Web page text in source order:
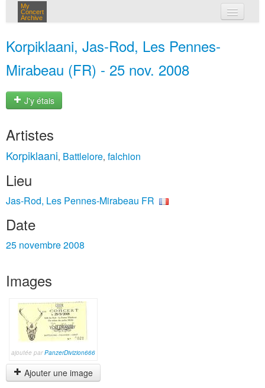
My
Concert
Archive
Korpiklaani, Jas-Rod, Les Pennes-
Mirabeau (FR) - 25 nov. 2008
J'y étais
Artistes
Korpiklaani, Battlelore, falchion
Lieu
Jas-Rod, Les Pennes-Mirabeau FR
Date
25 novembre 2008
Images
ajoutée parPanzerDivizion666
Ajouter une image